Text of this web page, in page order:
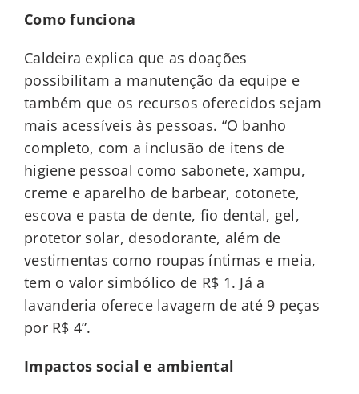
Como funciona
Caldeira explica que as doações
possibilitam a manutenção da equipe e
também que os recursos oferecidos sejam
mais acessíveis às pessoas. “O banho
completo, com a inclusão de itens de
higiene pessoal como sabonete, xampu,
creme e aparelho de barbear, cotonete,
escova e pasta de dente, fio dental, gel,
protetor solar, desodorante, além de
vestimentas como roupas íntimas e meia,
tem o valor simbólico de R$ 1. Já a
lavanderia oferece lavagem de até 9 peças
por R$ 4”.
Impactos social e ambiental